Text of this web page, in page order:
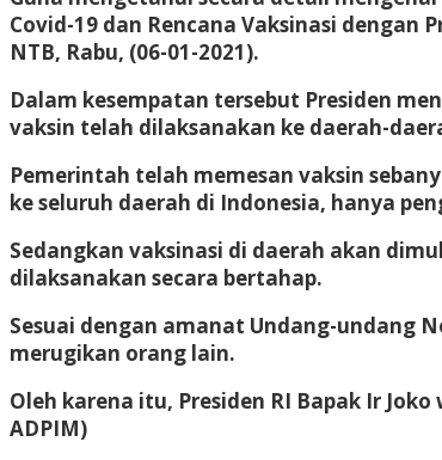
Covid-19 dan Rencana Vaksinasi dengan
NTB, Rabu, (06-01-2021).
Dalam kesempatan tersebut Presiden
vaksin telah dilaksanakan ke daerah-
Pemerintah telah memesan vaksin
ke seluruh daerah di Indonesia, hanya
Sedangkan vaksinasi di daerah akan
dilaksanakan secara bertahap.
Sesuai dengan amanat Undang-undang
merugikan orang lain.
Oleh karena itu, Presiden RI Bapak Ir
ADPIM)